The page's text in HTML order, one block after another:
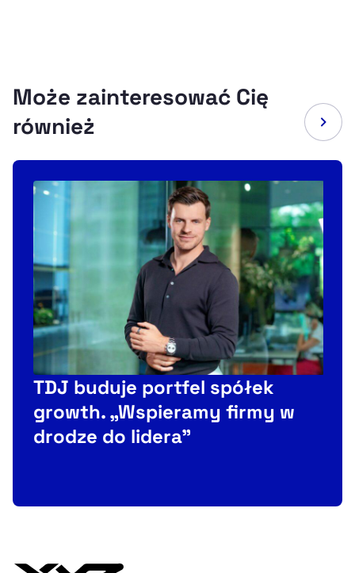
Może zainteresować Cię
również
TDJ buduje portfel spółek
growth. „Wspieramy firmy w
drodze do lidera”